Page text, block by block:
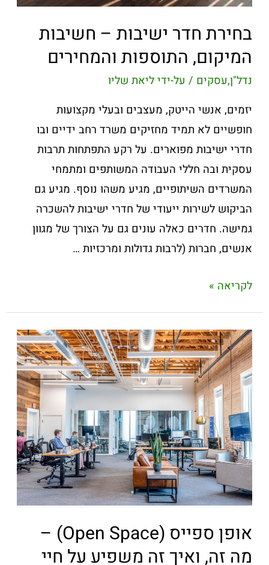
בחירת חדר ישיבות – חשיבות
המיקום, התוספות והמחירים
נדל"ן,עסקים / על-ידיליאת שליו
יזמים, אנשי הייטק, מעצבים ובעלי מקצועות
חופשיים לא תמיד מחזיקים משרד רחב ידיים ובו
חדרי ישיבות מפוארים. על רקע התפתחות תרבות
עסקית ובה חללי העבודה המשותפים ומתמחי
המשרדים השיתופיים, מגיע משהו נוסף. מגיע גם
הביקוש לשירות ייעודי של חדרי ישיבות להשכרה
גמישה. חדרים כאלה עונים גם על הצורך של מגוון
אנשים, חברות (לרבות גדולות ומרכזיות …
לקריאה »
אופן ספייס (Open Space) –
מה זה, ואיך זה משפיע על חיי